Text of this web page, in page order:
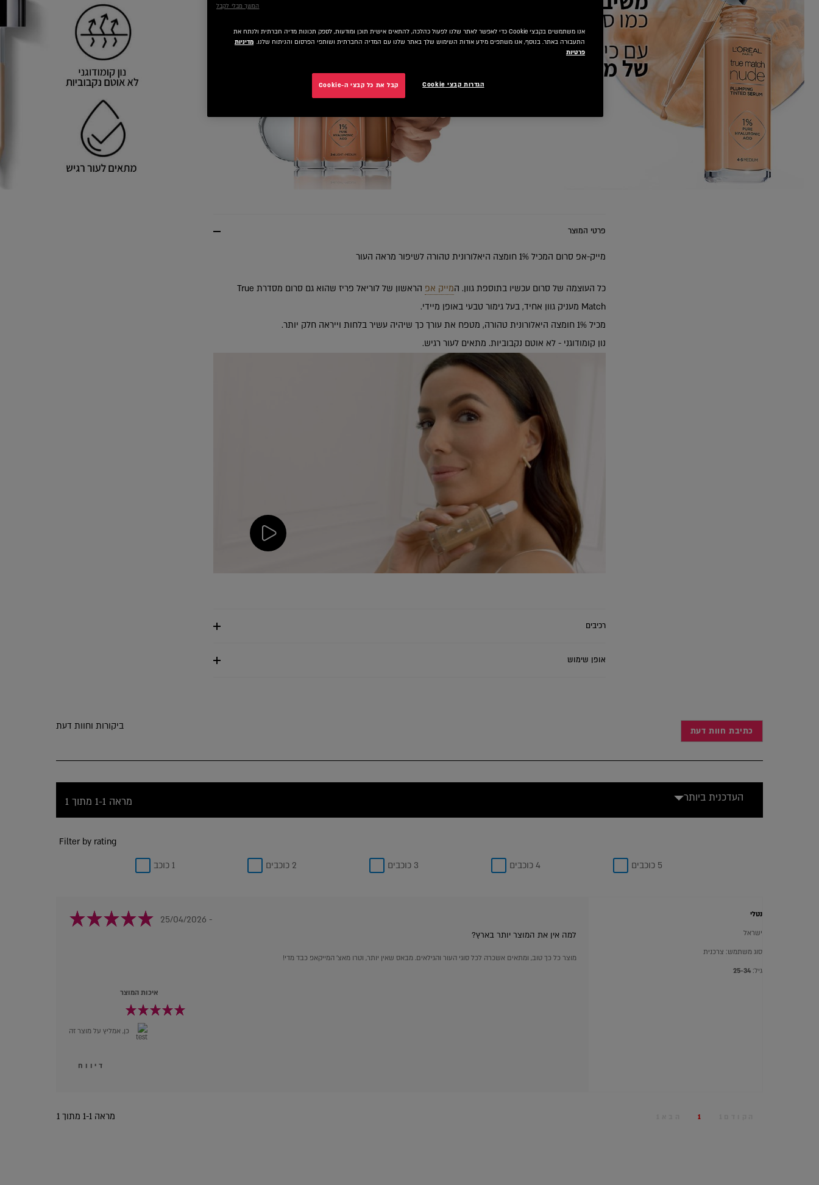
פרטי המוצר
מייק-אפ סרום המכיל 1% חומצה היאלורונית טהורה לשיפור מראה העור
כל העוצמה של סרום עכשיו בתוספת גוון. המייק אפ
הראשון של לוריאל פריז שהוא גם סרום מסדרת True
Match מעניק גוון אחיד, בעל גימור טבעי באופן מיידי.
מכיל 1% חומצה היאלורונית טהורה, מטפח את עורך כך שיהיה עשיר בלחות וייראה חלק יותר.
נון קומודוגני - לא אוטם נקבוביות. מתאים לעור רגיש.
רכיבים
אופן שימוש
ביקורות וחוות דעת כתיבת חוות דעת
מראה 1-1 מתוך 1 העדכנית ביותר
Filter by rating
1 כוכב 2 כוכבים 3 כוכבים 4 כוכבים 5 כוכבים
נטלי
ישראל
סוג משתמש: צרכנית
גיל: 25-34
- 25/04/2026
למה אין את המוצר יותר בארץ?
מוצר כל כך טוב, ומתאים אשכרה לכל סוגי העור והגילאים. מבאס שאין יותר, וטרו מאצ׳ המייקאפ כבד מדי!
איכות המוצר
כן, אמליץ על מוצר זה
דיווח
מראה 1-1 מתוך 1 1
אנו משתמשים בקבצי Cookie כדי לאפשר לאתר שלנו לפעול כהלכה, להתאים אישית תוכן ומודעות, לספק תכונות מדיה חברתית ולנתח את
התעבורה באתר. בנוסף, אנו משתפים מידע אודות השימוש שלך באתר שלנו עם המדיה החברתית ושותפי הפרסום והניתוח שלנו. מדיניות
פרטיות
הגדרות קבצי Cookie קבל את כל קבצי ה-Cookie
המשך מבלי לקבל